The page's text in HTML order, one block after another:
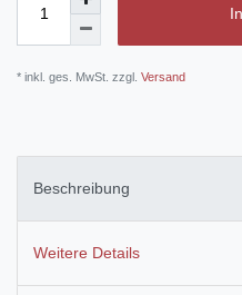
* inkl. ges. MwSt. zzgl. Versand
Beschreibung
Weitere Details